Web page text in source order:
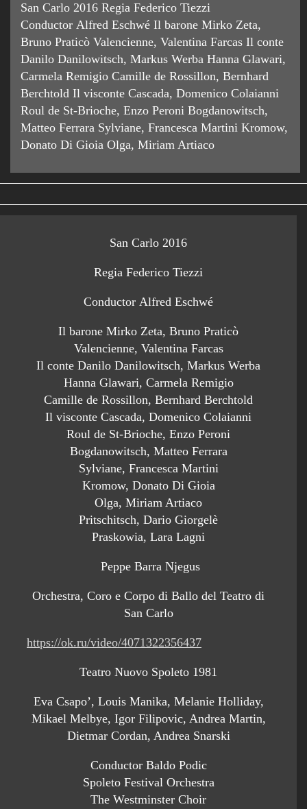
San Carlo 2016 Regia Federico Tiezzi
Conductor Alfred Eschwé Il barone Mirko Zeta,
Bruno Praticò Valencienne, Valentina Farcas Il conte
Danilo Danilowitsch, Markus Werba Hanna Glawari,
Carmela Remigio Camille de Rossillon, Bernhard
Berchtold Il visconte Cascada, Domenico Colaianni
Roul de St-Brioche, Enzo Peroni Bogdanowitsch,
Matteo Ferrara Sylviane, Francesca Martini Kromow,
Donato Di Gioia Olga, Miriam Artiaco
San Carlo 2016
Regia Federico Tiezzi
Conductor Alfred Eschwé
Il barone Mirko Zeta, Bruno Praticò
Valencienne, Valentina Farcas
Il conte Danilo Danilowitsch, Markus Werba
Hanna Glawari, Carmela Remigio
Camille de Rossillon, Bernhard Berchtold
Il visconte Cascada, Domenico Colaianni
Roul de St-Brioche, Enzo Peroni
Bogdanowitsch, Matteo Ferrara
Sylviane, Francesca Martini
Kromow, Donato Di Gioia
Olga, Miriam Artiaco
Pritschitsch, Dario Giorgelè
Praskowia, Lara Lagni
Peppe Barra Njegus
Orchestra, Coro e Corpo di Ballo del Teatro di
San Carlo
https://ok.ru/video/4071322356437
Teatro Nuovo Spoleto 1981
Eva Csapo’, Louis Manika, Melanie Holliday,
Mikael Melbye, Igor Filipovic, Andrea Martin,
Dietmar Cordan, Andrea Snarski
Conductor Baldo Podic
Spoleto Festival Orchestra
The Westminster Choir